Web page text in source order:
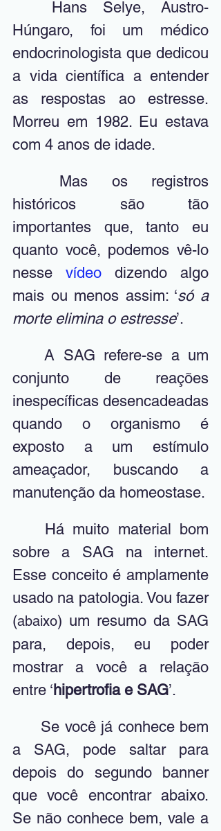
Húngaro, foi um médico
endocrinologista que dedicou
a vida científica a entender
as respostas ao estresse.
Morreu em 1982. Eu estava
com 4 anos de idade.
históricos são tão
importantes que, tanto eu
quanto você, podemos vê-lo
nesse vídeo dizendo algo
mais ou menos assim: ‘só a
morte elimina o estresse’.
	A SAG refere-se a um
conjunto de reações
inespecíficas desencadeadas
quando o organismo é
exposto a um estímulo
ameaçador, buscando a
manutenção da homeostase.
sobre a SAG na internet.
Esse conceito é amplamente
usado na patologia. Vou fazer
(abaixo) um resumo da SAG
para, depois, eu poder
mostrar a você a relação
entre ‘ hipertrofia e SAG’.
a SAG, pode saltar para
depois do segundo banner
que você encontrar abaixo.
Se não conhece bem, vale a